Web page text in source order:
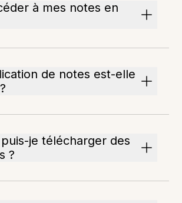
à mes notes en
de notes est-elle
je télécharger des
?